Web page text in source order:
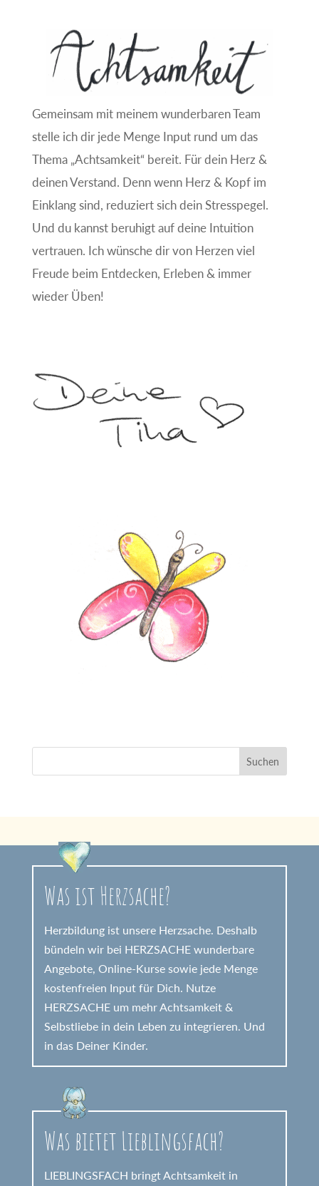
Gemeinsam mit meinem wunderbaren Team
stelle ich dir jede Menge Input rund um das
Thema „Achtsamkeit“ bereit. Für dein Herz &
deinen Verstand. Denn wenn Herz & Kopf im
Einklang sind, reduziert sich dein Stresspegel.
Und du kannst beruhigt auf deine Intuition
vertrauen. Ich wünsche dir von Herzen viel
Freude beim Entdecken, Erleben & immer
wieder Üben!
Was ist Herzsache?
Herzbildung ist unsere Herzsache. Deshalb
bündeln wir bei HERZSACHE wunderbare
Angebote, Online-Kurse sowie jede Menge
kostenfreien Input für Dich. Nutze
HERZSACHE um mehr Achtsamkeit &
Selbstliebe in dein Leben zu integrieren. Und
in das Deiner Kinder.
Was bietet Lieblingsfach?
LIEBLINGSFACH bringt Achtsamkeit in